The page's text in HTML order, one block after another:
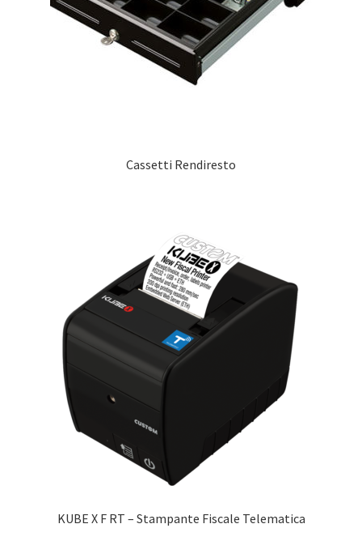
Cassetti Rendiresto
KUBE X F RT – Stampante Fiscale Telematica